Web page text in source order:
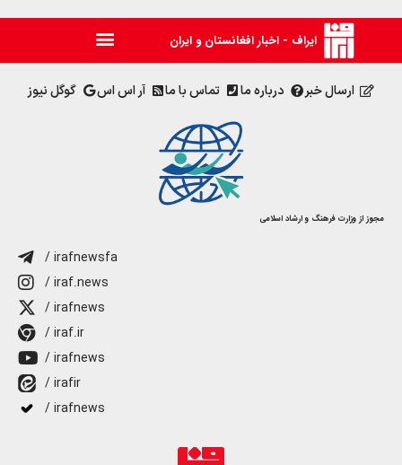
ایراف - اخبار افغانستان و ایران
ارسال خبر درباره ما تماس با ما آر اس اس گوگل نیوز
مجوز از وزارت فرهنگ و ارشاد اسلامی
/ irafnewsfa
/ iraf.news
/ irafnews
/ iraf.ir
/ irafnews
/ irafir
/ irafnews